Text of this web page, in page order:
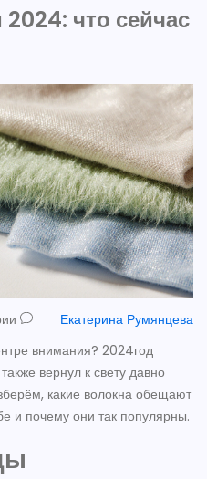
что сейчас
Екатерина Румянцева
внимания? 2024год
вернул к свету давно
какие волокна обещают
и почему они так популярны.